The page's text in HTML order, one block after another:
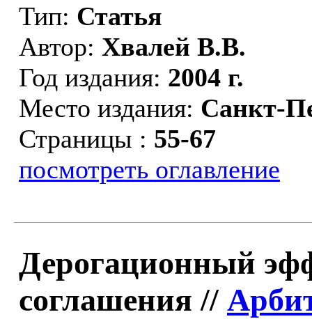
Тип: Статья
Автор: Хвалей В.В.
Год издания: 2004 г.
Место издания: Санкт-
Страницы : 55-67
посмотреть оглавление
Дерогационный
соглашения //